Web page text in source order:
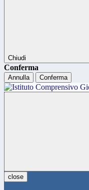
Chiudi
Conferma
Annulla Conferma
close